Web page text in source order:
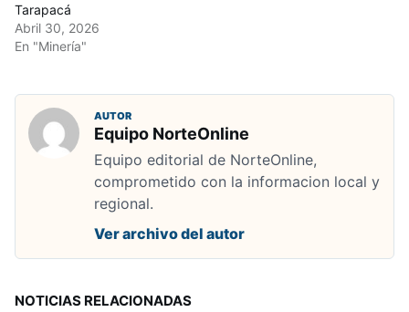
Tarapacá
Abril 30, 2026
En "Minería"
AUTOR
Equipo NorteOnline
Equipo editorial de NorteOnline,
comprometido con la informacion local y
regional.
Ver archivo del autor
NOTICIAS RELACIONADAS